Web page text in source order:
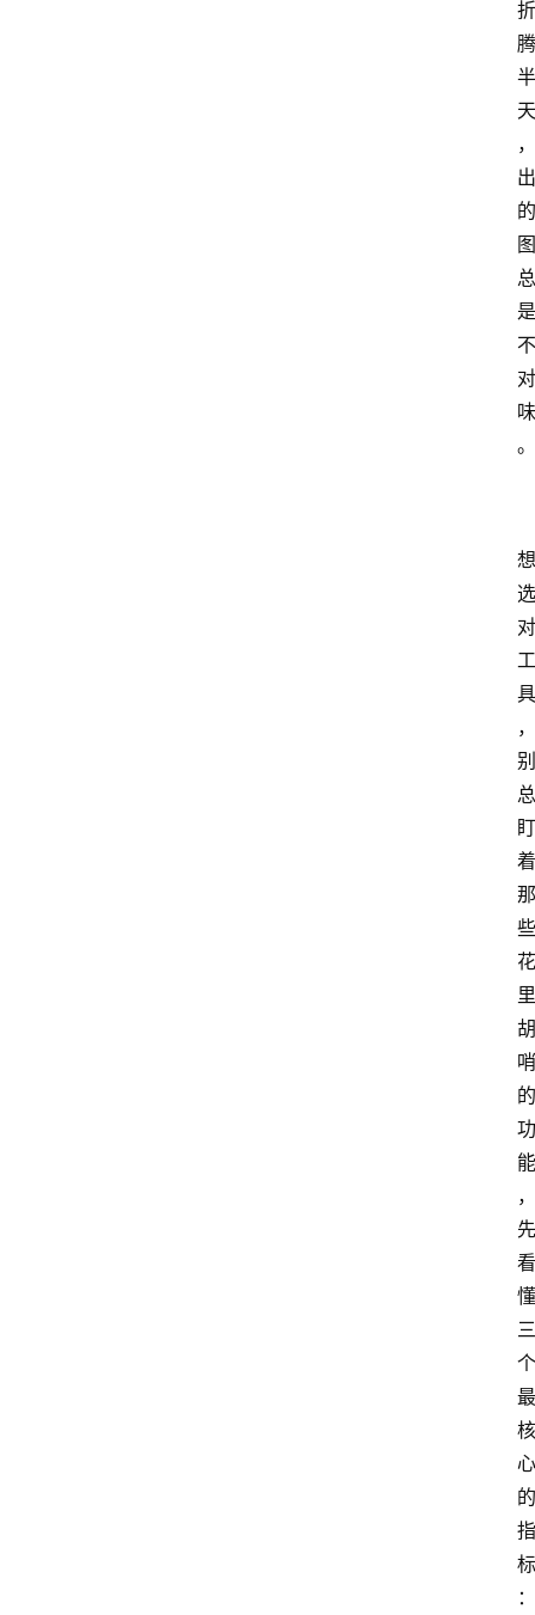
折
腾
半
天
，
出
的
图
总
是
不
对
味
。
想
选
对
工
具
，
别
总
盯
着
那
些
花
里
胡
哨
的
功
能
，
先
看
懂
三
个
最
核
心
的
指
标
：